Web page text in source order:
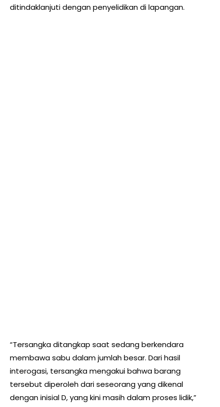
ditindaklanjuti dengan penyelidikan di lapangan.
“Tersangka ditangkap saat sedang berkendara
membawa sabu dalam jumlah besar. Dari hasil
interogasi, tersangka mengakui bahwa barang
tersebut diperoleh dari seseorang yang dikenal
dengan inisial D, yang kini masih dalam proses lidik,”